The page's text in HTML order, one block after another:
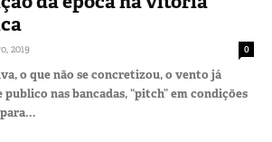
2019 0
o que não se concretizou, o vento já
nas bancadas, “pitch” em condições